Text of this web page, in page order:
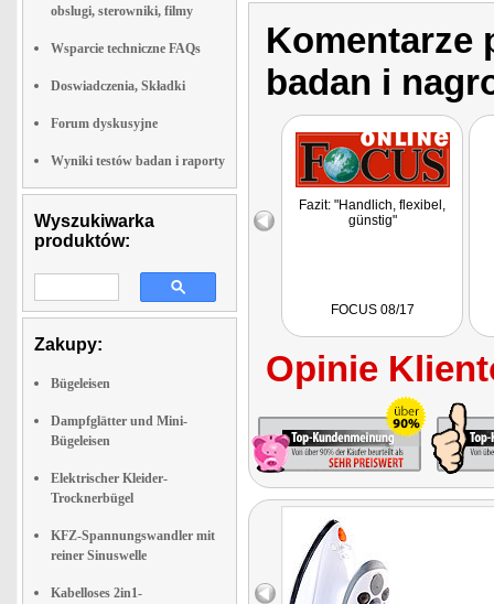
obslugi, sterowniki, filmy
Wsparcie techniczne FAQs
Doswiadczenia, Składki
Forum dyskusyjne
Wyniki testów badan i raporty
Wyszukiwarka
produktów:
Zakupy:
Bügeleisen
Dampfglätter und Mini-
Bügeleisen
Elektrischer Kleider-
Trocknerbügel
KFZ-Spannungswandler mit
reiner Sinuswelle
Kabelloses 2in1-
Komentarze
badan i
Fazit: "Handlich, flexibel,
günstig"
FOCUS 08/17
Opinie